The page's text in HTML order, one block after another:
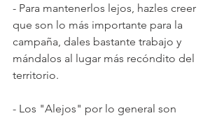
- Para mantenerlos lejos, hazles creer
que son lo más importante para la
campaña, dales bastante trabajo y
mándalos al lugar más recóndito del
territorio.
- Los "Alejos" por lo general son